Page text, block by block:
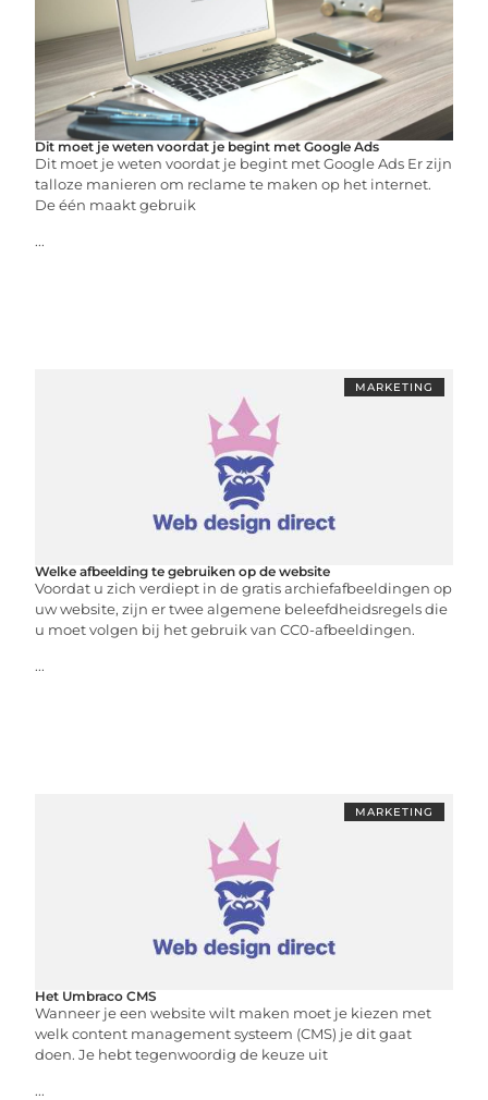
Dit moet je weten voordat je begint met Google Ads
Dit moet je weten voordat je begint met Google Ads Er zijn
talloze manieren om reclame te maken op het internet.
De één maakt gebruik
...
MARKETING
Welke afbeelding te gebruiken op de website
Voordat u zich verdiept in de gratis archiefafbeeldingen op
uw website, zijn er twee algemene beleefdheidsregels die
u moet volgen bij het gebruik van CC0-afbeeldingen.
...
MARKETING
Het Umbraco CMS
Wanneer je een website wilt maken moet je kiezen met
welk content management systeem (CMS) je dit gaat
doen. Je hebt tegenwoordig de keuze uit
...